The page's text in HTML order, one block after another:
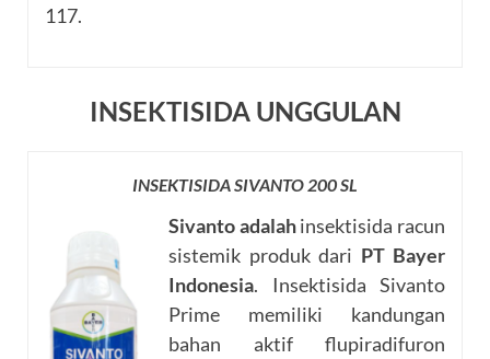
117.
INSEKTISIDA UNGGULAN
INSEKTISIDA SIVANTO 200 SL
Sivanto adalahinsektisida racun
sistemik produk dari PT Bayer
Indonesia. Insektisida Sivanto
Prime memiliki kandungan
bahan aktif flupiradifuron